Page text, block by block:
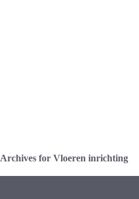
Archives for Vloeren inrichting